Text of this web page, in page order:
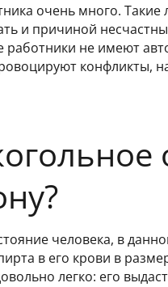
очень много.
и причиной
работники не имеют
конфликты,
человека, в
в его крови в
легко: его